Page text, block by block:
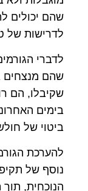
שהם יכולים
לדרישות של
לדברי
שהם מנצחים
שקיבלו, הם
בימים
ביטוי של
להערכת
נוסף של
הנוכחית,